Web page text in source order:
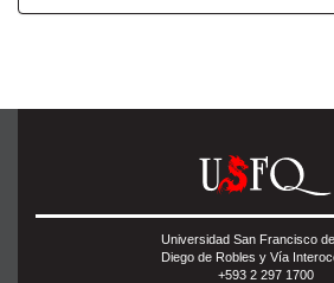
Universidad San Francisco
Diego de Robles y Vía
+593 2 297 1700